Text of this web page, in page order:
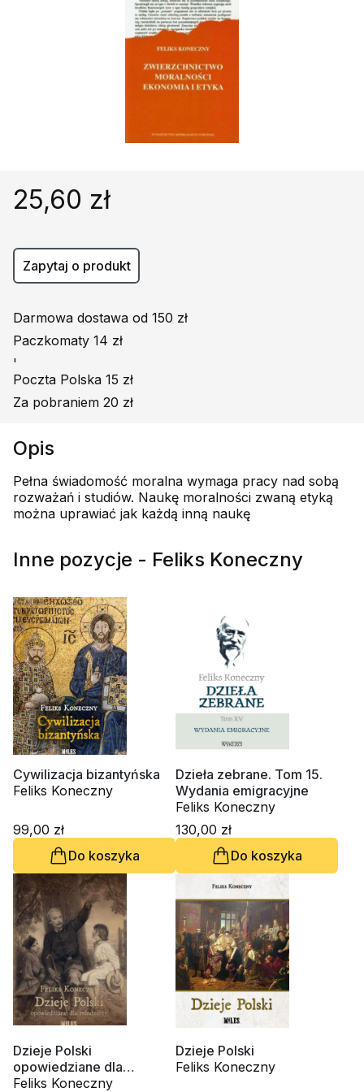
Książki obcojęzyczne
Poradniki, leksykony...
Promocja
25,60 zł
Zapytaj o produkt
Darmowa dostawa od 150 zł
Paczkomaty 14 zł
'
Poczta Polska 15 zł
Za pobraniem 20 zł
Opis
Pełna świadomość moralna wymaga pracy nad sobą
rozważań i studiów. Naukę moralności zwaną etyką
można uprawiać jak każdą inną naukę
Inne pozycje - Feliks Koneczny
Cywilizacja bizantyńska
Feliks Koneczny
99,00 zł
Do koszyka
Dzieła zebrane. Tom 15.
Wydania emigracyjne
Feliks Koneczny
130,00 zł
Do koszyka
Dzieje Polski
opowiedziane dla
młodzieży
Feliks Koneczny
Dzieje Polski
Feliks Koneczny